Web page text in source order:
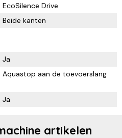
EcoSilence Drive
Beide kanten
Ja
Aquastop aan de toevoerslang
Ja
artikelen